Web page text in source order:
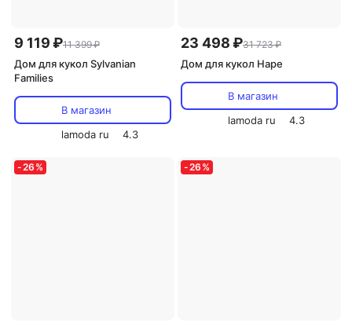
9 119 ₽11 399 ₽
Дом для кукол Sylvanian
Families
В магазин
lamoda ru
4.3
23 498 ₽31 723 ₽
Дом для кукол Hape
В магазин
lamoda ru
4.3
-26 % -26 %